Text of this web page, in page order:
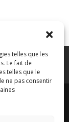
telles que les
Le fait de
telles que le
ne pas consentir